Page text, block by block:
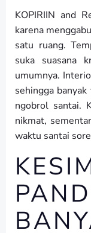
KOPIRIIN and
karena
satu ruang.
suka suasana
umumnya.
sehingga
ngobrol santai.
nikmat,
waktu santai